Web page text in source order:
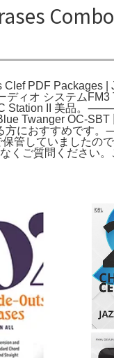
PDF Packages
ィオ システム
Station II 美品
OC-SBT
方におすすめで
管していました
くご質問ください